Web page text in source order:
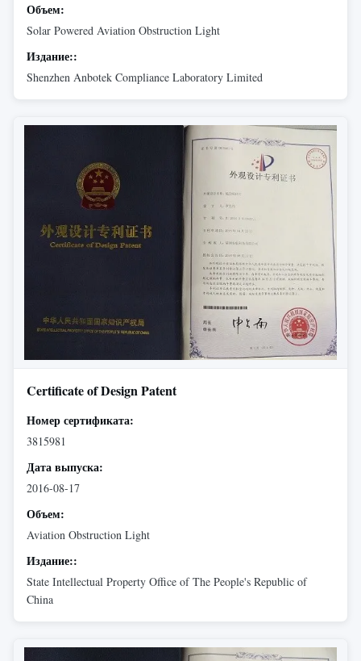
Объем:
Solar Powered Aviation Obstruction Light
Издание::
Shenzhen Anbotek Compliance Laboratory Limited
Certificate of Design Patent
Номер сертификата:
3815981
Дата выпуска:
2016-08-17
Объем:
Aviation Obstruction Light
Издание::
State Intellectual Property Office of The People's Republic of
China